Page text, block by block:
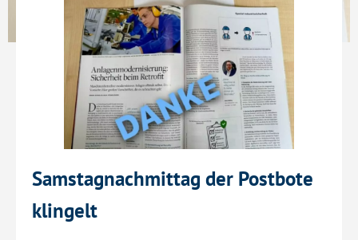
Samstagnachmittag der Postbote
klingelt